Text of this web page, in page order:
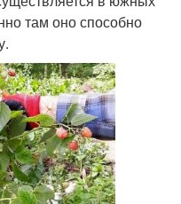
там оно способно